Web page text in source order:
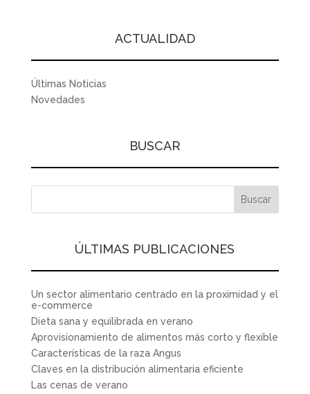
ACTUALIDAD
Últimas Noticias
Novedades
BUSCAR
ÚLTIMAS PUBLICACIONES
Un sector alimentario centrado en la proximidad y el
e-commerce
Dieta sana y equilibrada en verano
Aprovisionamiento de alimentos más corto y flexible
Características de la raza Angus
Claves en la distribución alimentaria eficiente
Las cenas de verano